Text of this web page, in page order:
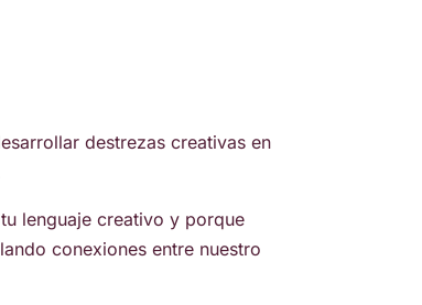
destrezas creativas en
lenguaje creativo y porque
conexiones entre nuestro